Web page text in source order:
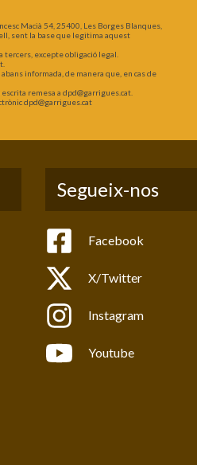
Macià 54, 25400, Les Borges Blanques,
sent la base que legitima aquest
excepte obligació legal.
informada, de manera que, en cas de
remesa a dpd@garrigues.cat.
dpd@garrigues.cat
Segueix-nos
Facebook
X/Twitter
Instagram
Youtube